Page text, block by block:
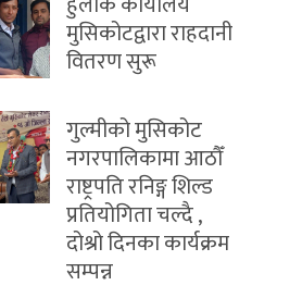
मुसिकोटद्वारा राहदानी
वितरण सुरू
गुल्मीको मुसिकोट
नगरपालिकामा आठौँ
राष्ट्रपति रनिङ्ग शिल्ड
प्रतियोगिता चल्दै ,
दोश्रो दिनका कार्यक्रम
सम्पन्न